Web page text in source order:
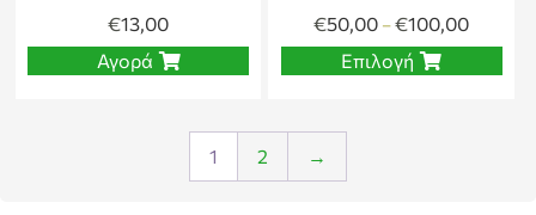
€13,00
Αγορά
€50,00 –€100,00
Επιλογή
1 2 →